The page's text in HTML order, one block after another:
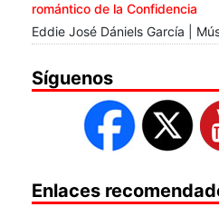
romántico de la Confidencia
Eddie José Dániels García |
Síguenos
Enlaces